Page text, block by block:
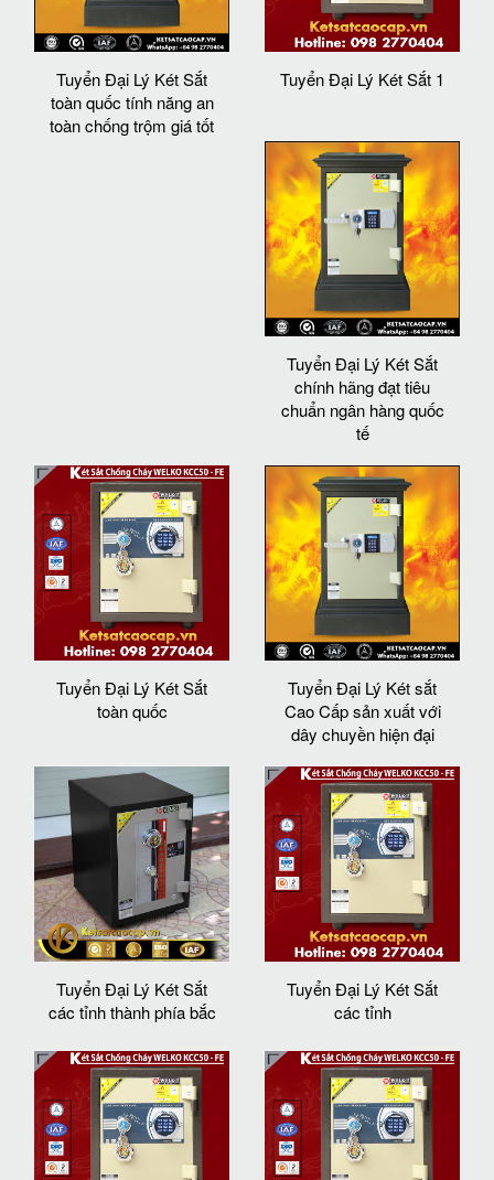
Tuyển Đại Lý Két Sắt
toàn quốc tính năng an
toàn chống trộm giá tốt
Tuyển Đại Lý Két Sắt 1
Tuyển Đại Lý Két Sắt
chính hãng đạt tiêu
chuẩn ngân hàng quốc
tế
Tuyển Đại Lý Két Sắt
toàn quốc
Tuyển Đại Lý Két sắt
Cao Cấp sản xuất với
dây chuyền hiện đại
Tuyển Đại Lý Két Sắt
các tỉnh thành phía bắc
Tuyển Đại Lý Két Sắt
các tỉnh